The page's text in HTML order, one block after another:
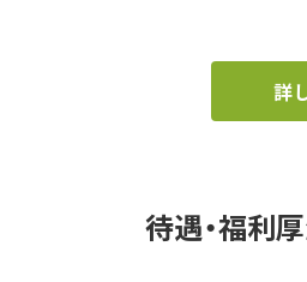
詳
待遇・福利